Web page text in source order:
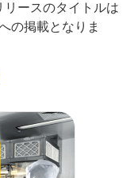
リースのタイトルは
の掲載となりま